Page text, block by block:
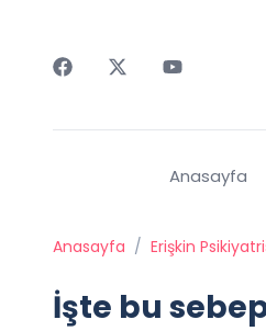
Anasayfa
Anasayfa / Erişkin
İşte bu